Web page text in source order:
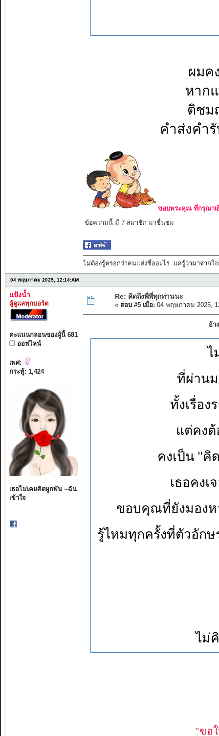
ผมค
หาก
ติช
คำส่งค
ขอบพระคุณ ที่กรุณาเ
ข้อความนี้ มี 7 สมาชิก มาชื่นชม
ไม่ต้องรู้หรอกว่าคนแต่งชื่ออะไร แค่รู้ว่ามาจากใ
04 พฤษภาคม 2025, 12:14:AM
แป้งน้ำ
ผู้ดูแลทุกบอร์ด
คะแนนกลอนของผู้นี้ 681
ออฟไลน์
เพศ:
กระทู้: 1,424
เธอไม่เคยคิดผูกพัน ~ฉัน
เข้าใจ
Re: คิดถึงพี่พี่ทุกท่านนะ
« ตอบ #5 เมื่อ: 04 พฤษภาคม 2025,
อ้า
ไ
ที่ผ่านม
ทั้งเรื่อง
แต่คงต้
คงเป็น "คิ
เธอคงเ
ขอบคุณที่ยังมองห
รู้ไหมทุกครั้งที่ตัวอักษ
ไม่
"ขอ